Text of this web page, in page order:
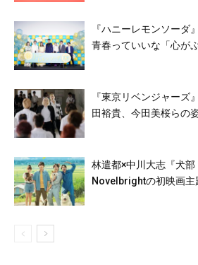
『ハニーレモンソーダ
⻘春っていいな「心が
『東京リベンジャーズ
田裕貴、今田美桜らの
林遣都×中川大志『犬部
Novelbrightの初映画主